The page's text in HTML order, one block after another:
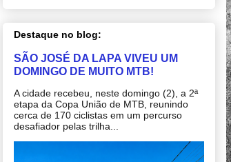
Destaque no blog:
SÃO JOSÉ DA LAPA VIVEU UM
DOMINGO DE MUITO MTB!
A cidade recebeu, neste domingo (2), a 2ª
etapa da Copa União de MTB, reunindo
cerca de 170 ciclistas em um percurso
desafiador pelas trilha...